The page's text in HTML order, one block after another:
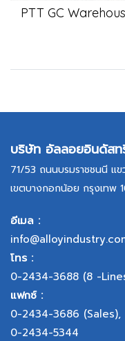
PTT GC
บริษัท อัลลอยอินดัส
71/53 ถนนบรมราชชนนี แ
เขตบางกอกน้อย กรุงเทพ
อีเมล :
โทร :
0-2434-3688 (8 -
แฟกซ์ :
0-2434-3686 (Sales),
0-2434-5344